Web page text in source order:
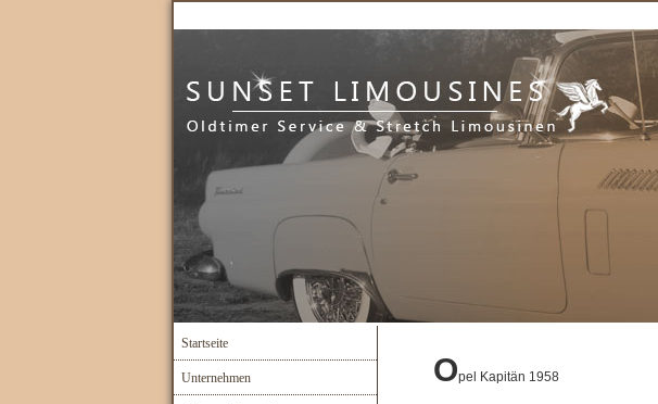
Startseite
Unternehmen Opel Kapitän 1958